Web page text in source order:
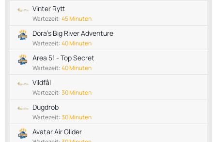
Vinter Rytt
Wartezeit:45 Minuten
Dora’s Big River Adventure
Wartezeit:40 Minuten
Area 51 - Top Secret
Wartezeit:40 Minuten
Vildfål
Wartezeit:30 Minuten
Dugdrob
Wartezeit:30 Minuten
Avatar Air Glider